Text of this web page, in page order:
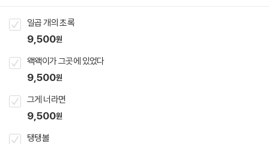
일곱 개의 초록
9,500원
왝왝이가 그곳에 있었다
9,500원
그게 너라면
9,500원
탱탱볼